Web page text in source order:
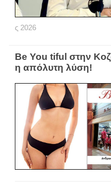
ς 2026
Be You tiful στην
η απόλυτη λύση!